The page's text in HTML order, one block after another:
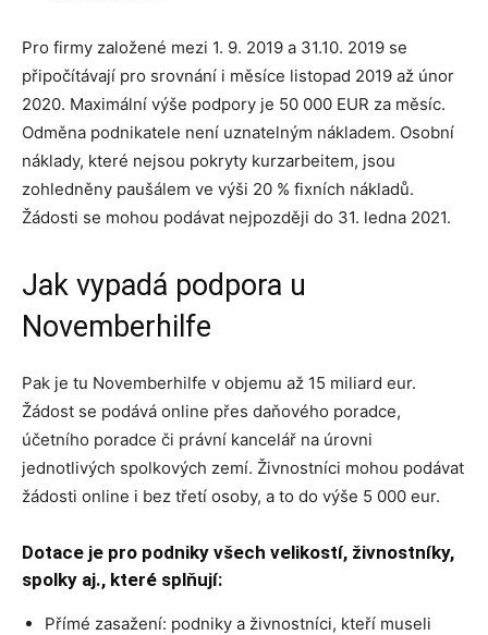
Pro firmy založené mezi 1. 9. 2019 a 31.10. 2019 se
připočítávají pro srovnání i měsíce listopad 2019 až únor
2020. Maximální výše podpory je 50 000 EUR za měsíc.
Odměna podnikatele není uznatelným nákladem. Osobní
náklady, které nejsou pokryty kurzarbeitem, jsou
zohledněny paušálem ve výši 20 % fixních nákladů.
Žádosti se mohou podávat nejpozději do 31. ledna 2021.
Jak vypadá podpora u
Novemberhilfe
Pak je tu Novemberhilfe v objemu až 15 miliard eur.
Žádost se podává online přes daňového poradce,
účetního poradce či právní kancelář na úrovni
jednotlivých spolkových zemí. Živnostníci mohou podávat
žádosti online i bez třetí osoby, a to do výše 5 000 eur.
Dotace je pro podniky všech velikostí, živnostníky,
spolky aj., které splňují:
Přímé zasažení: podniky a živnostníci, kteří museli